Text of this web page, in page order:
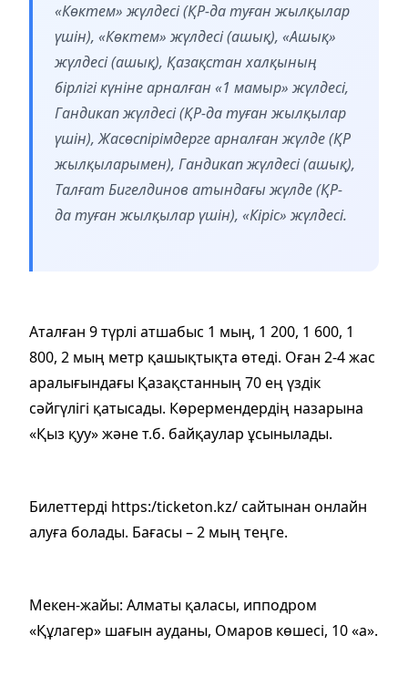
«Көктем» жүлдесі (ҚР-да туған жылқылар
үшін), «Көктем» жүлдесі (ашық), «Ашық»
жүлдесі (ашық), Қазақстан халқының
бірлігі күніне арналған «1 мамыр» жүлдесі,
Гандикап жүлдесі (ҚР-да туған жылқылар
үшін), Жасөспірімдерге арналған жүлде (ҚР
жылқыларымен), Гандикап жүлдесі (ашық),
Талғат Бигелдинов атындағы жүлде (ҚР-
да туған жылқылар үшін), «Кіріс» жүлдесі.
Аталған 9 түрлі атшабыс 1 мың, 1 200, 1 600, 1
800, 2 мың метр қашықтықта өтеді. Оған 2-4 жас
аралығындағы Қазақстанның 70 ең үздік
сәйгүлігі қатысады. Көрермендердің назарына
«Қыз қуу» және т.б. байқаулар ұсынылады.
Билеттерді https:/ticketon.kz/ сайтынан онлайн
алуға болады. Бағасы – 2 мың теңге.
Мекен-жайы: Алматы қаласы, ипподром
«Құлагер» шағын ауданы, Омаров көшесі, 10 «а».